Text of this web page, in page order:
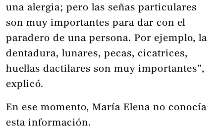
una alergia; pero las señas particulares
son muy importantes para dar con el
paradero de una persona. Por ejemplo, la
dentadura, lunares, pecas, cicatrices,
huellas dactilares son muy importantes”,
explicó.
En ese momento, María Elena no conocía
esta información.